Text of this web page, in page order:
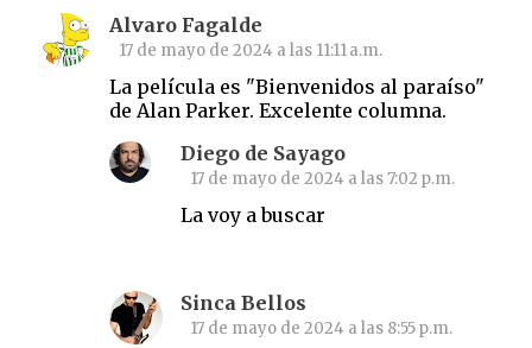
Alvaro Fagalde
17 de mayo de 2024 a las 11:11 a.m.
La película es "Bienvenidos al paraíso"
de Alan Parker. Excelente columna.
Diego de Sayago
17 de mayo de 2024 a las 7:02 p.m.
La voy a buscar
Sinca Bellos
17 de mayo de 2024 a las 8:55 p.m.